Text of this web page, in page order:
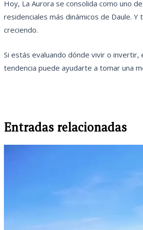
Hoy, La Aurora se consolida como uno
residenciales más dinámicos de Daule. Y
creciendo.
Si estás evaluando dónde vivir o invertir,
tendencia puede ayudarte a tomar una
Entradas relacionadas